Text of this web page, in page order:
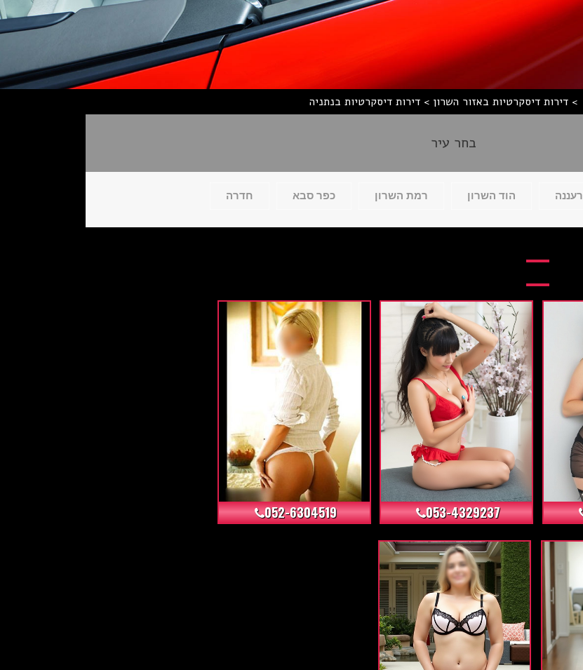
> דירות דיסקרטיות באזור השרון > דירות דיסקרטיות בנתניה
בחר עיר
רעננה הוד השרון רמת השרון כפר סבא חדרה
+121
053-4329237
+17
052-6304519